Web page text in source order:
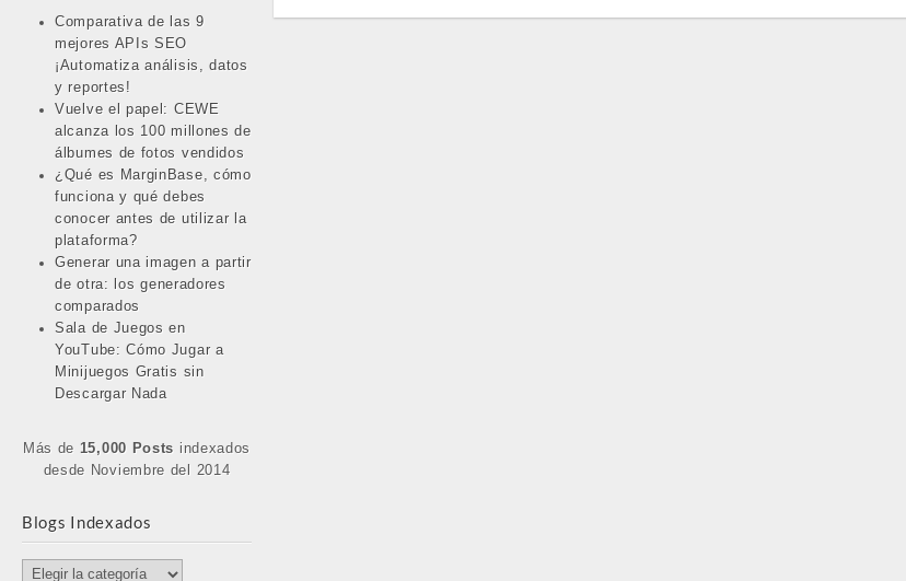
Comparativa de las 9
mejores APIs SEO
¡Automatiza análisis, datos
y reportes!
Vuelve el papel: CEWE
alcanza los 100 millones de
álbumes de fotos vendidos
¿Qué es MarginBase, cómo
funciona y qué debes
conocer antes de utilizar la
plataforma?
Generar una imagen a partir
de otra: los generadores
comparados
Sala de Juegos en
YouTube: Cómo Jugar a
Minijuegos Gratis sin
Descargar Nada
Más de 15,000 Posts indexados
desde Noviembre del 2014
Blogs Indexados
Blogs